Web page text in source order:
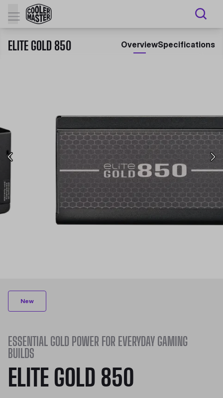
ELITE GOLD 850 OverviewSpecifications
New
ESSENTIAL GOLD POWER FOR EVERYDAY GAMING
BUILDS
ELITE GOLD 850